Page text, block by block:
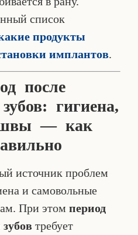
список
продукты
имплантов.
после
гигиена,
швы — как
источник проблем
и самовольные
При этом период
требует